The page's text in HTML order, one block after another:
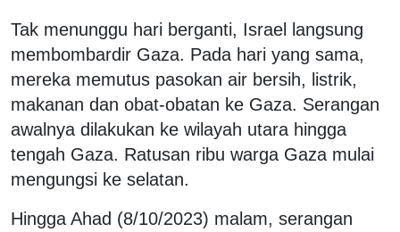
Tak menunggu hari berganti, Israel langsung
membombardir Gaza. Pada hari yang sama,
mereka memutus pasokan air bersih, listrik,
makanan dan obat-obatan ke Gaza. Serangan
awalnya dilakukan ke wilayah utara hingga
tengah Gaza. Ratusan ribu warga Gaza mulai
mengungsi ke selatan.
Hingga Ahad (8/10/2023) malam, serangan